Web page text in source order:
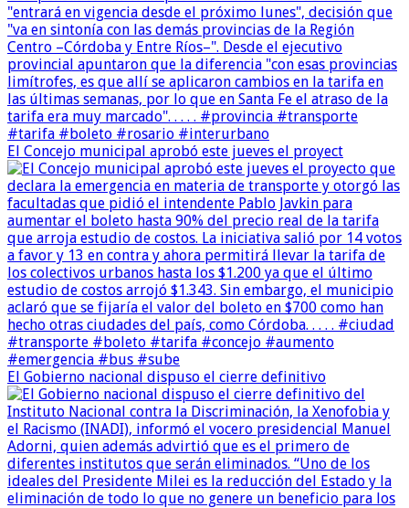
El Concejo municipal aprobó este jueves el proyect
El Gobierno nacional dispuso el cierre definitivo